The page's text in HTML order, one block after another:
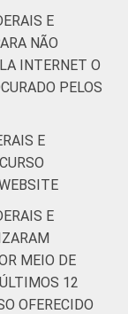
E
NÃO
INTERNET O
PELOS
E
E
MEIO DE
12
OFERECIDO